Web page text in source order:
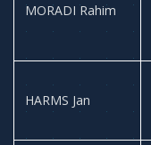
MORADI Rahim
HARMS Jan